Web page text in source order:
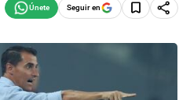
Seguir en